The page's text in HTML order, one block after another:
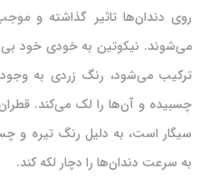
روی دندان‌ها تاثیر گذاشته و
می‌شوند. نیکوتین به خودی خود
ترکیب می‌شود، رنگ زردی به وجود
چسبیده و آن‌ها را لک می‌کند.
سیگار است، به دلیل رنگ تیره و
به سرعت دندان‌ها را دچار لکه کند.